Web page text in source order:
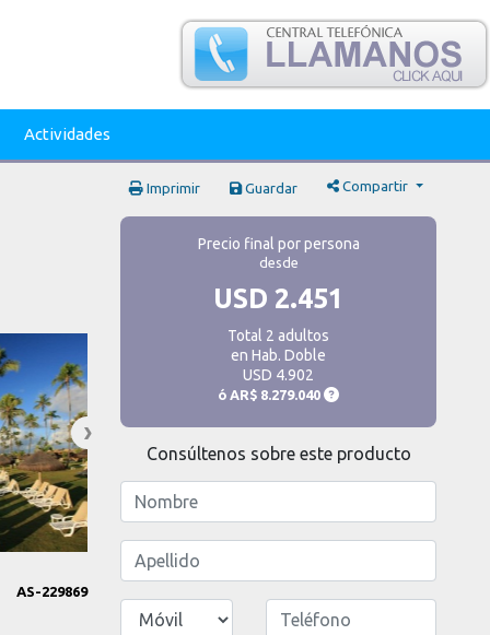
Actividades
Imprimir Guardar Compartir
AS-229869
Precio final por persona
desde
USD 2.451
Total 2 adultos
en Hab. Doble
USD 4.902
óAR$ 8.279.040
Consúltenos sobre este producto